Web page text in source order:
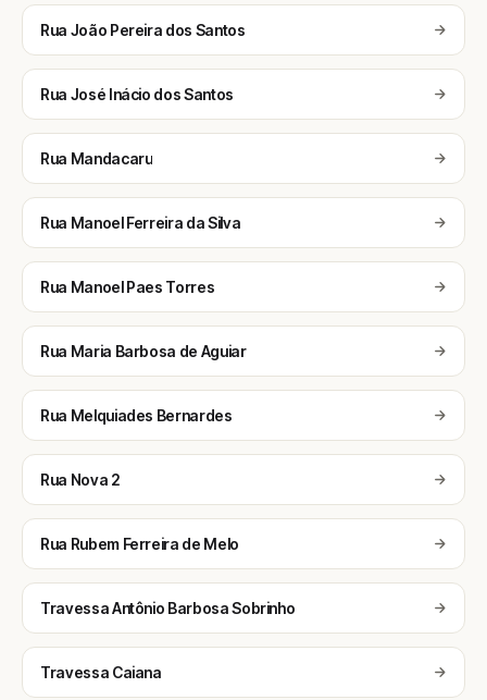
Rua João Pereira dos Santos
Rua José Inácio dos Santos
Rua Mandacaru
Rua Manoel Ferreira da Silva
Rua Manoel Paes Torres
Rua Maria Barbosa de Aguiar
Rua Melquiades Bernardes
Rua Nova 2
Rua Rubem Ferreira de Melo
Travessa Antônio Barbosa Sobrinho
Travessa Caiana